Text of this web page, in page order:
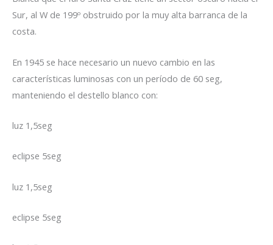
Sur, al W de 199º obstruido por la muy alta barranca de la
costa.
En 1945 se hace necesario un nuevo cambio en las
características luminosas con un período de 60 seg,
manteniendo el destello blanco con:
luz 1,5seg
eclipse 5seg
luz 1,5seg
eclipse 5seg